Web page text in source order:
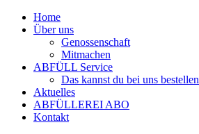
Home
Über uns
Genossenschaft
Mitmachen
ABFÜLL Service
Das kannst du bei uns bestellen
Aktuelles
ABFÜLLEREI ABO
Kontakt